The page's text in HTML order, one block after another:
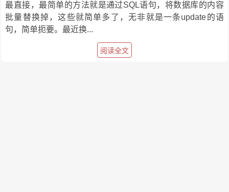
最直接，最简单的方法就是通过SQL语句，将数据库的内容
批量替换掉，这些就简单多了，无非就是一条update的语
句，简单扼要。最近换...
阅读全文